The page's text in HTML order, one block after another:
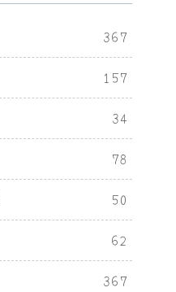
367
157
34
78
50
62
367